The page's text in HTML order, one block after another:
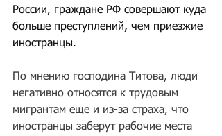
России, граждане РФ совершают куда
больше преступлений, чем приезжие
иностранцы.
По мнению господина Титова, люди
негативно относятся к трудовым
мигрантам еще и из-за страха, что
иностранцы заберут рабочие места